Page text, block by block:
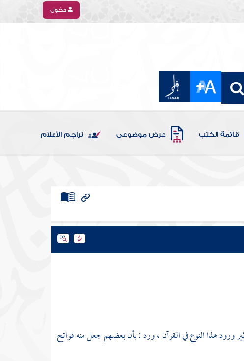
دخول
قائمة الكتب عرض موضوعي تراجم الأعلام
ورود هذا النوع في القرآن ، ورد : بأن بعضهم جعل منه فواتح